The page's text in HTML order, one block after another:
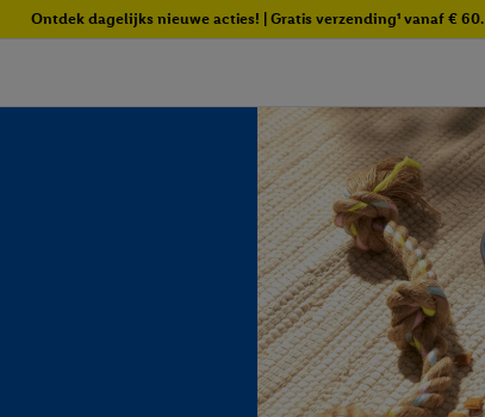
Ontdek dagelijks nieuwe acties! | Gratis verzending¹ vanaf € 60.